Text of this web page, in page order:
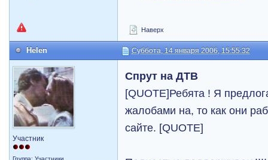
Наверх
Helen Суббота, 14 января 2006, 15:55:32
Участник
Группа: Участники
Спрут на ДТВ
[QUOTE]Ребята ! Я
жалобами на, то как они
сайте. [QUOTE]